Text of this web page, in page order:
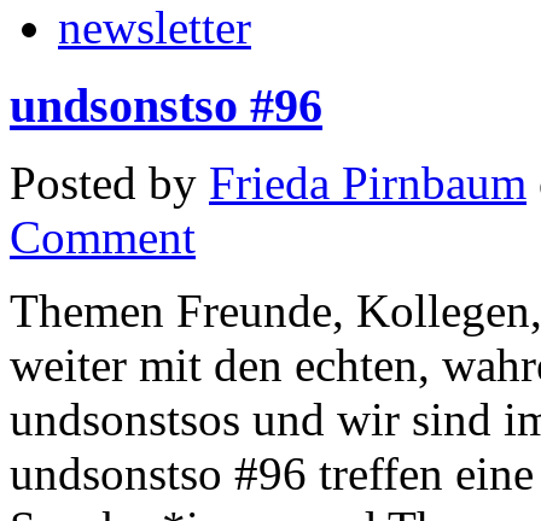
newsletter
undsonstso #96
Posted by Frieda Pirnbaum
Comment
Themen Freunde,
weiter mit den echten,
undsonstsos und wir sind
undsonstso #96 treffen